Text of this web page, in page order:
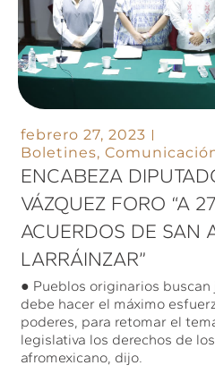
febrero 27, 2023
Boletines,
ENCABEZA
VÁZQUEZ FORO “A
ACUERDOS DE SAN
LARRÁINZAR”
● Pueblos originarios
debe hacer el máximo
poderes, para retomar el
legislativa los derechos de
afromexicano, dijo.